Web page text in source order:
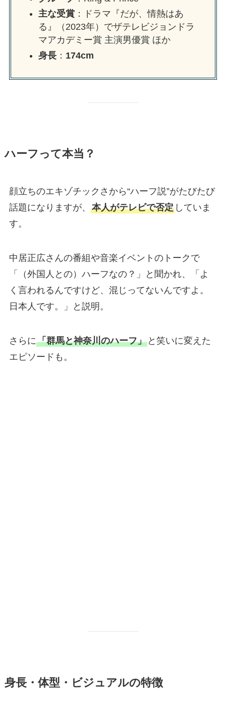
主な受賞：ドラマ『だが、情熱はあ
る』（2023年）でザテレビジョンドラ
マアカデミー賞 主演男優賞 ほか
身長： 174cm
ハーフって本当？
顔立ちのエキゾチックさから“ハーフ説”がたびたび
話題になりますが、 本人がテレビで否定していま
す。
中居正広さんの番組や音楽イベントのトークで
「（外国人との）ハーフなの？」と聞かれ、「よ
く言われるんですけど、混じってないんですよ。
日本人です。」と説明。
さらに「群馬と神奈川のハーフ」と笑いに変えた
エピソードも。
身長・体型・ビジュアルの特徴